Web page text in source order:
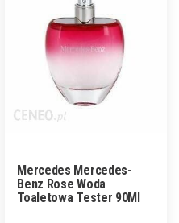
Mercedes Mercedes-
Benz Rose Woda
Toaletowa Tester 90Ml